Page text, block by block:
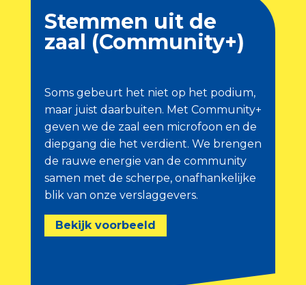
Stemmen uit de
zaal (Community+)
Soms gebeurt het niet op het podium,
maar juist daarbuiten. Met Community+
geven we de zaal een microfoon en de
diepgang die het verdient. We brengen
de rauwe energie van de community
samen met de scherpe, onafhankelijke
blik van onze verslaggevers.
Bekijk voorbeeld